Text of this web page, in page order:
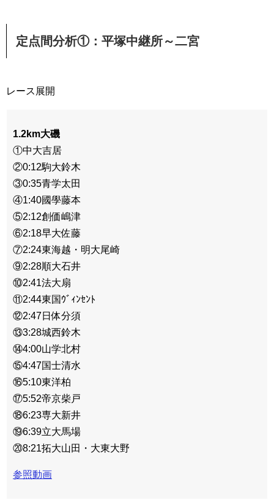
定点間分析①：平塚中継所～二宮
レース展開
1.2km大磯
①中大吉居
②0:12駒大鈴木
③0:35青学太田
④1:40國學藤本
⑤2:12創価嶋津
⑥2:18早大佐藤
⑦2:24東海越・明大尾崎
⑨2:28順大石井
⑩2:41法大扇
⑪2:44東国ｳﾞｨﾝｾﾝﾄ
⑫2:47日体分須
⑬3:28城西鈴木
⑭4:00山学北村
⑮4:47国士清水
⑯5:10東洋柏
⑰5:52帝京柴戸
⑱6:23専大新井
⑲6:39立大馬場
⑳8:21拓大山田・大東大野
参照動画